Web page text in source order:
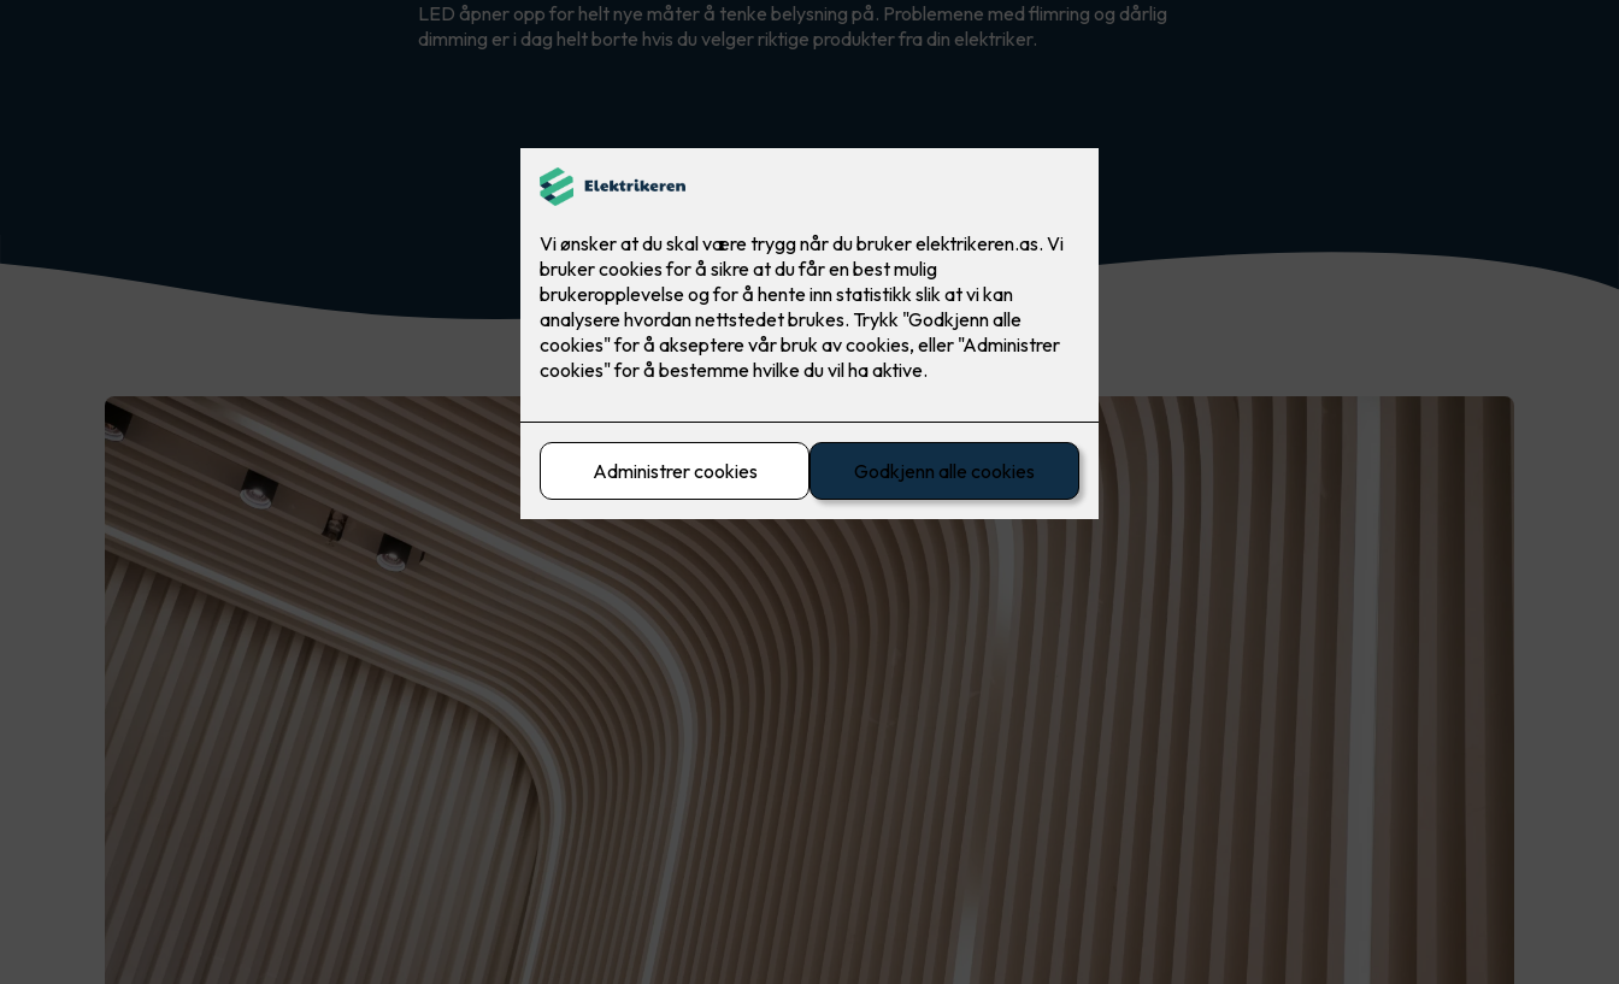
LED åpner opp for helt nye måter å tenke belysning på. Problemene med flimring og dårlig
dimming er i dag helt borte hvis du velger riktige produkter fra din elektriker.